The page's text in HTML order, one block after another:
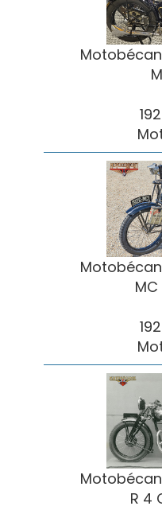
MC
R 4